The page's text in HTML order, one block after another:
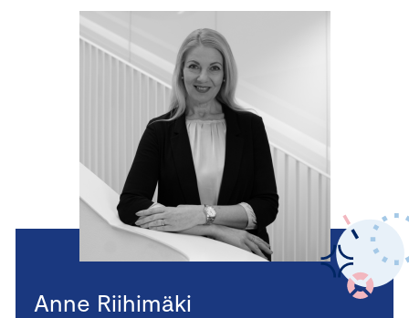
Anne Riihimäki